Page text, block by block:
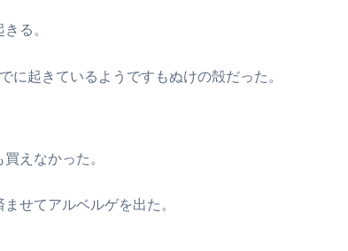
る。
に起きているようですもぬけの殻だった。
えなかった。
せてアルベルゲを出た。